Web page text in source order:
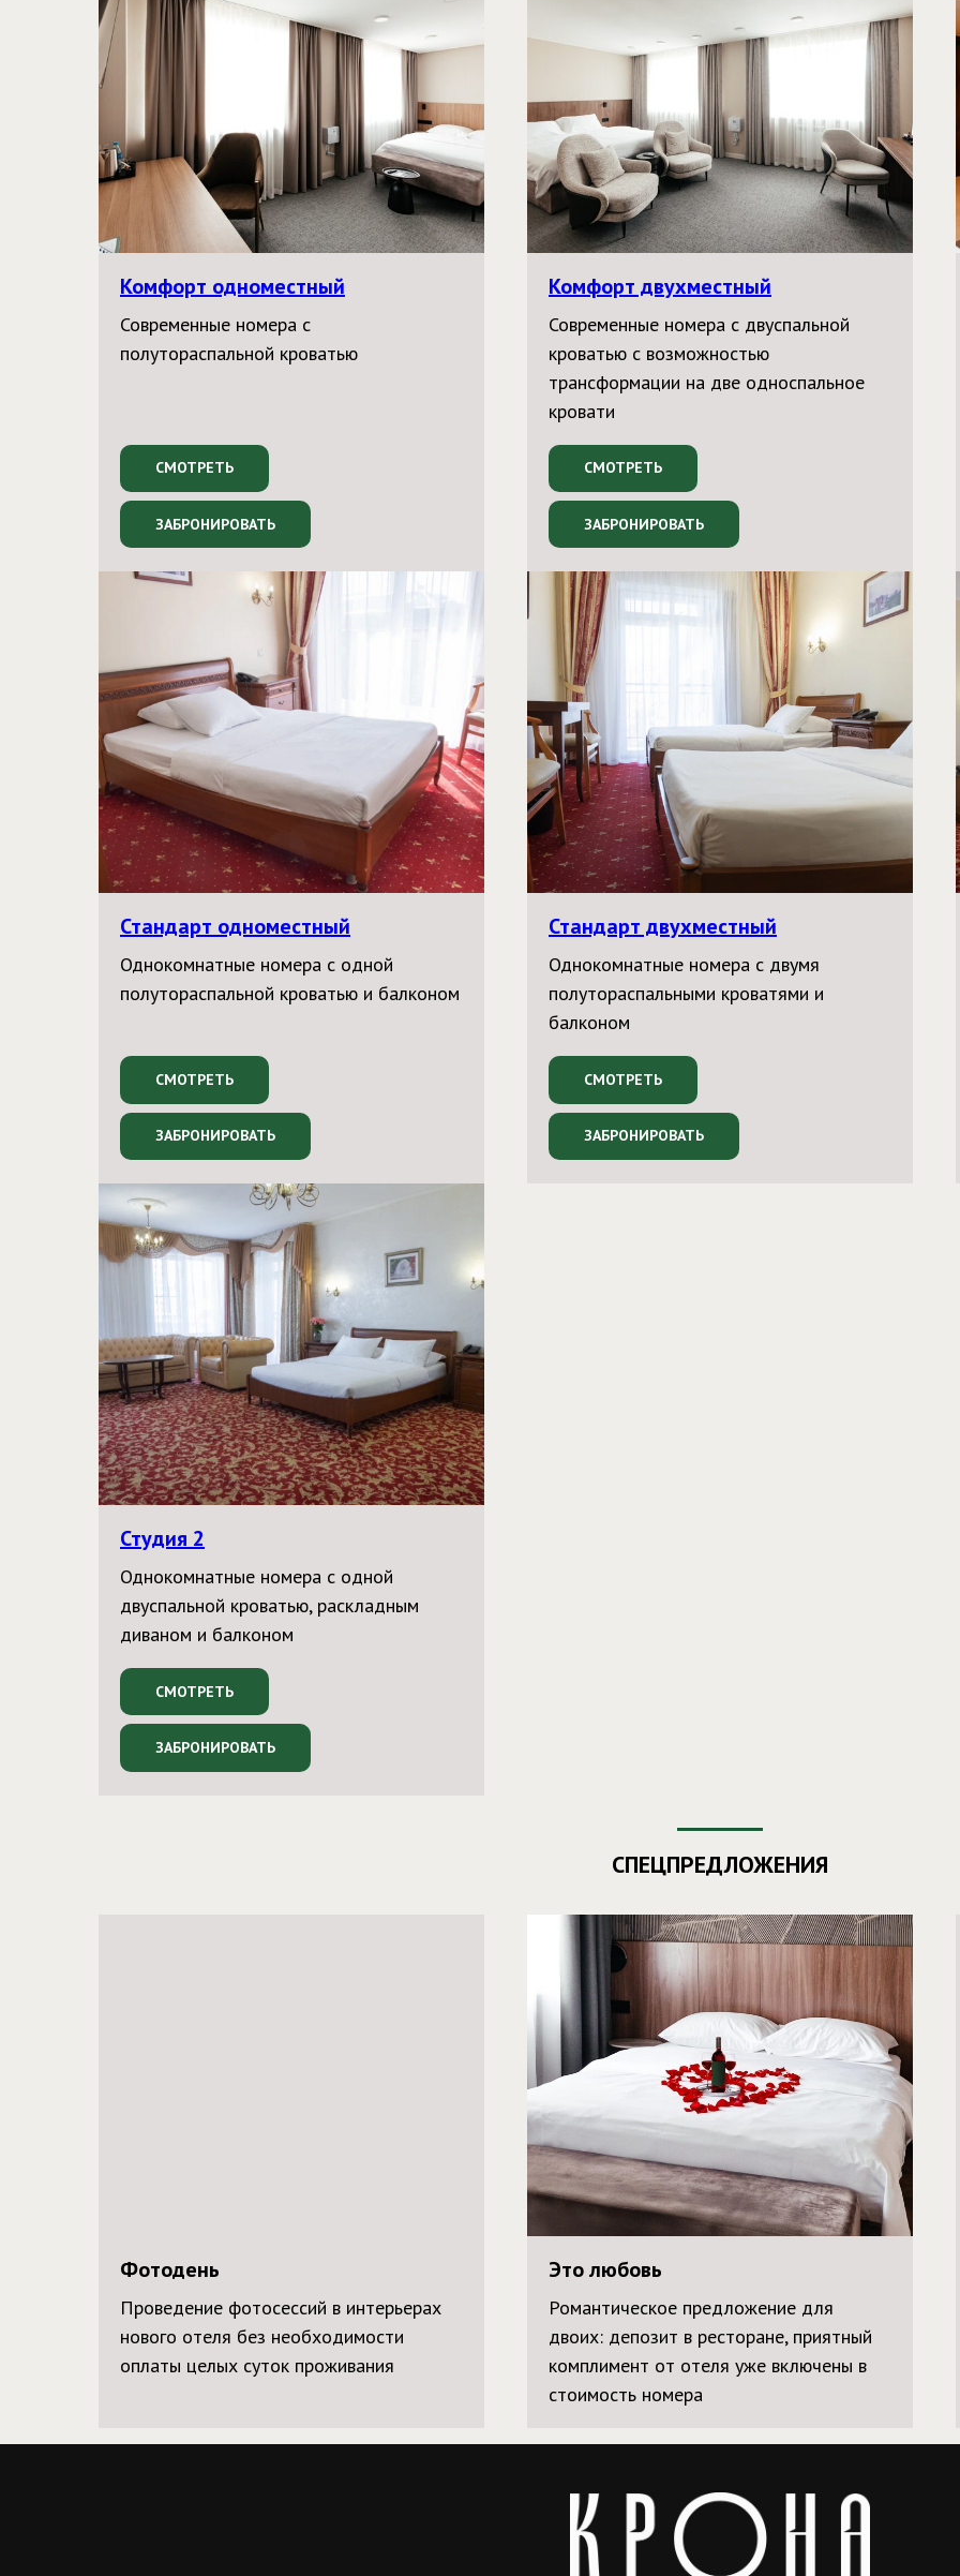
Комфорт одноместный
Современные номера с
полутораспальной кроватью
СМОТРЕТЬ
ЗАБРОНИРОВАТЬ
Комфорт двухместный
Современные номера с двуспальной
кроватью с возможностью
трансформации на две односпальное
кровати
СМОТРЕТЬ
ЗАБРОНИРОВАТЬ
Стандарт одноместный
Однокомнатные номера с одной
полутораспальной кроватью и балконом
СМОТРЕТЬ
ЗАБРОНИРОВАТЬ
Стандарт двухместный
Однокомнатные номера с двумя
полутораспальными кроватями и
балконом
СМОТРЕТЬ
ЗАБРОНИРОВАТЬ
Студия 2
Однокомнатные номера с одной
двуспальной кроватью, раскладным
диваном и балконом
СМОТРЕТЬ
ЗАБРОНИРОВАТЬ
СПЕЦПРЕДЛОЖЕНИЯ
Фотодень
Проведение фотосессий в интерьерах
нового отеля без необходимости
оплаты целых суток проживания
Это любовь
Романтическое предложение для
двоих: депозит в ресторане, приятный
комплимент от отеля уже включены в
стоимость номера